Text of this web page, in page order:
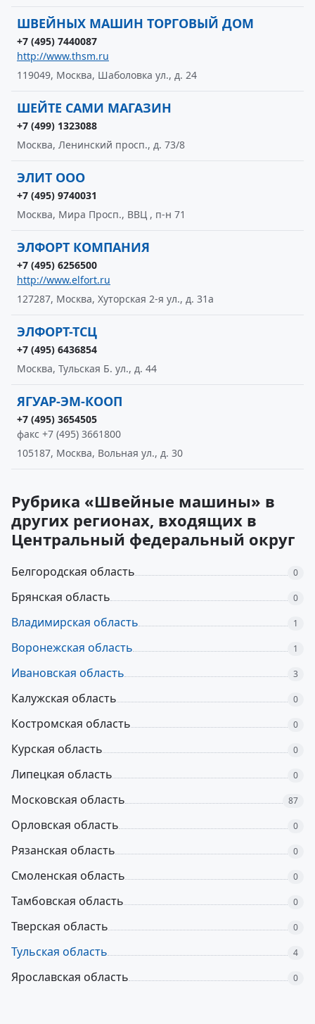
ШВЕЙНЫХ МАШИН ТОРГОВЫЙ ДОМ
+7 (495) 7440087
http://www.thsm.ru
119049, Москва, Шаболовка ул., д. 24
ШЕЙТЕ САМИ МАГАЗИН
+7 (499) 1323088
Москва, Ленинский просп., д. 73/8
ЭЛИТ ООО
+7 (495) 9740031
Москва, Мира Просп., ВВЦ , п-н 71
ЭЛФОРТ КОМПАНИЯ
+7 (495) 6256500
http://www.elfort.ru
127287, Москва, Хуторская 2-я ул., д. 31а
ЭЛФОРТ-ТСЦ
+7 (495) 6436854
Москва, Тульская Б. ул., д. 44
ЯГУАР-ЭМ-КООП
+7 (495) 3654505
факс +7 (495) 3661800
105187, Москва, Вольная ул., д. 30
Рубрика «Швейные машины» в
других регионах, входящих в
Центральный федеральный округ
Белгородская область 0
Брянская область 0
Владимирская область 1
Воронежская область 1
Ивановская область 3
Калужская область 0
Костромская область 0
Курская область 0
Липецкая область 0
Московская область 87
Орловская область 0
Рязанская область 0
Смоленская область 0
Тамбовская область 0
Тверская область 0
Тульская область 4
Ярославская область 0